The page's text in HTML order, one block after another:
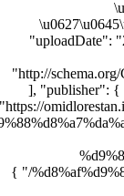
"http://
],
"https://